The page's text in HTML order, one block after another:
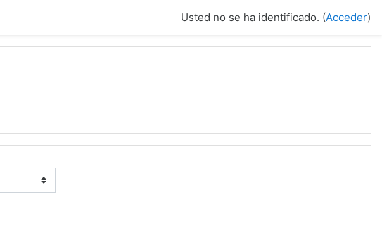
Usted no se ha identificado. (Acceder)